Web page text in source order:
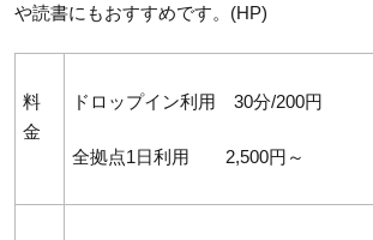
や読書にもおすすめです。(HP)
料
金
ドロップイン利用 30分/200円
全拠点1日利用 2,500円～